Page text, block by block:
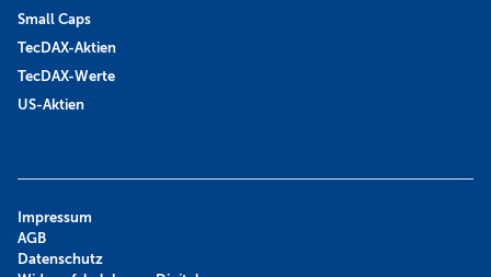
Small Caps
TecDAX-Aktien
TecDAX-Werte
US-Aktien
Impressum
AGB
Datenschutz